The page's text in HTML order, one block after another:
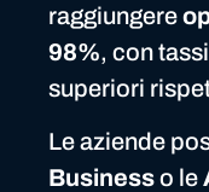
raggiungere
98%, con
superiori
Le aziende
Businesso le